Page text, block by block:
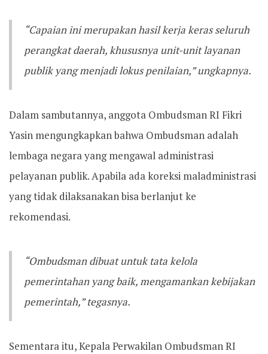
“Capaian ini merupakan hasil kerja keras seluruh
perangkat daerah, khususnya unit-unit layanan
publik yang menjadi lokus penilaian,” ungkapnya.
Dalam sambutannya, anggota Ombudsman RI Fikri
Yasin mengungkapkan bahwa Ombudsman adalah
lembaga negara yang mengawal administrasi
pelayanan publik. Apabila ada koreksi maladministrasi
yang tidak dilaksanakan bisa berlanjut ke
rekomendasi.
“Ombudsman dibuat untuk tata kelola
pemerintahan yang baik, mengamankan kebijakan
pemerintah,” tegasnya.
Sementara itu, Kepala Perwakilan Ombudsman RI